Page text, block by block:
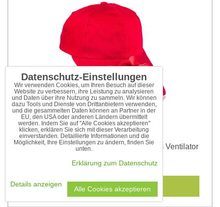
Rot Baseballkappe mit solarbetriebenem Ventilator
15,75 €
In den Warenkorb
Datenschutz-Einstellungen
Wir verwenden Cookies, um Ihren Besuch auf dieser
Website zu verbessern, ihre Leistung zu analysieren
und Daten über ihre Nutzung zu sammeln. Wir können
dazu Tools und Dienste von Drittanbietern verwenden,
und die gesammelten Daten können an Partner in der
EU, den USA oder anderen Ländern übermittelt
werden. Indem Sie auf "Alle Cookies akzeptieren"
klicken, erklären Sie sich mit dieser Verarbeitung
einverstanden. Detaillierte Informationen und die
Möglichkeit, Ihre Einstellungen zu ändern, finden Sie
unten.
Erklärung zum Datenschutz
Details anzeigen
Alle Cookies akzeptieren